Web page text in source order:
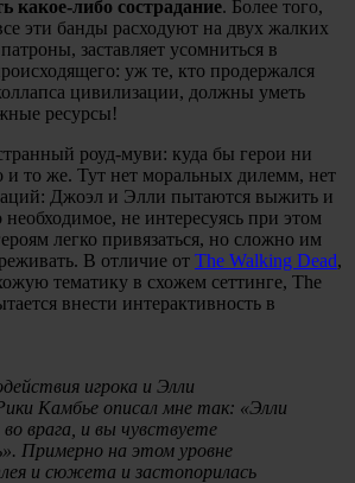
какое-либо сострадание. Более того,
эти банды расходуют на двух жалких
заставляет усомниться в
уж те, кто продержался
цивилизации, должны уметь
ресурсы!
роуд-муви: куда бы герои ни
и то же. Тут нет моральных дилемм, нет
Джоэл и Элли пытаются выжить и
необходимое, не интересуясь при этом
легко привязаться, но сложно им
В отличие от The Walking Dead,
тематику в схожем сеттинге, The
внести интерактивность в
игрока и Элли
Камбье описал мне так: «Элли
врага, и вы чувствуете
Примерно на этом уровне
и сюжета и застопорилась